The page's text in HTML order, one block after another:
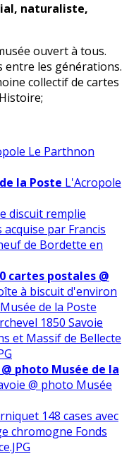
naturaliste,
ouvert à tous.
entre les générations.
collectif de cartes
la Poste L'Acropole
cartes postales @
à biscuit d'environ
de la Poste
photo Musée de la
@ photo Musée